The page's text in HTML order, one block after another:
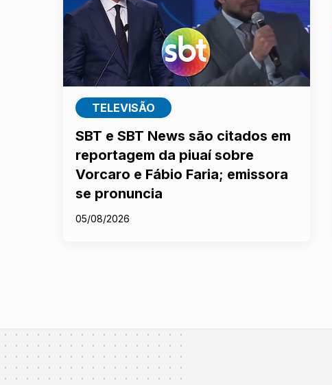
TELEVISÃO
SBT e SBT News são citados em
reportagem da piuaí sobre
Vorcaro e Fábio Faria; emissora
se pronuncia
05/08/2026